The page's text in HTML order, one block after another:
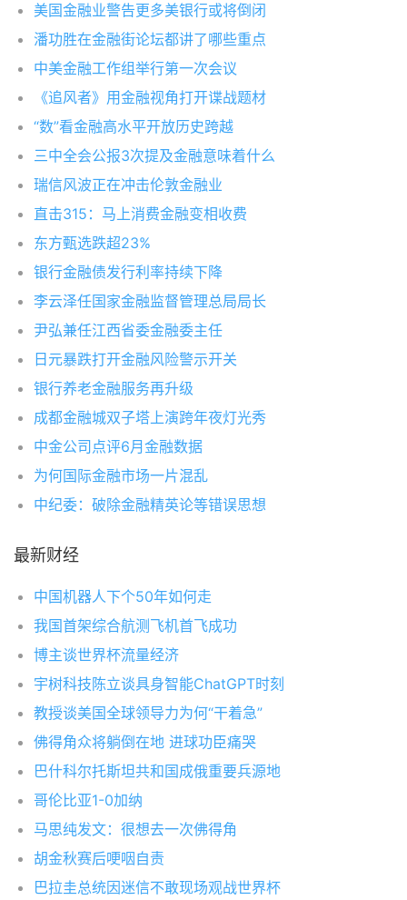
美国金融业警告更多美银行或将倒闭
潘功胜在金融街论坛都讲了哪些重点
中美金融工作组举行第一次会议
《追风者》用金融视角打开谍战题材
“数”看金融高水平开放历史跨越
三中全会公报3次提及金融意味着什么
瑞信风波正在冲击伦敦金融业
直击315：马上消费金融变相收费
东方甄选跌超23%
银行金融债发行利率持续下降
李云泽任国家金融监督管理总局局长
尹弘兼任江西省委金融委主任
日元暴跌打开金融风险警示开关
银行养老金融服务再升级
成都金融城双子塔上演跨年夜灯光秀
中金公司点评6月金融数据
为何国际金融市场一片混乱
中纪委：破除金融精英论等错误思想
最新财经
中国机器人下个50年如何走
我国首架综合航测飞机首飞成功
博主谈世界杯流量经济
宇树科技陈立谈具身智能ChatGPT时刻
教授谈美国全球领导力为何“干着急”
佛得角众将躺倒在地 进球功臣痛哭
巴什科尔托斯坦共和国成俄重要兵源地
哥伦比亚1-0加纳
马思纯发文：很想去一次佛得角
胡金秋赛后哽咽自责
巴拉圭总统因迷信不敢现场观战世界杯